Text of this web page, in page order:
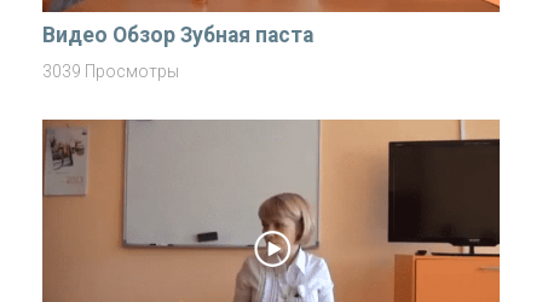
Видео Обзор Зубная паста
3039 Просмотры